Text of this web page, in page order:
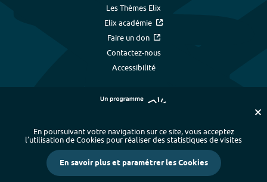
Les Thèmes Elix
Elix académie
Faire un don
Contactez-nous
Accessibilité
Plan du site - Index alphabétique
-
Mentions légales et données personnelles
- Paramétrer les cookies
Crédits
En poursuivant votre navigation sur ce site, vous acceptez
l’utilisation de Cookies pour réaliser des statistiques de visites
En savoir plus et paramétrer les Cookies